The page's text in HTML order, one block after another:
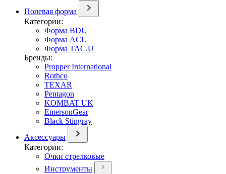
Полевая форма
Категории:
Форма BDU
Форма ACU
Форма TAC.U
Бренды:
Propper International
Rothco
TEXAR
Pentagon
KOMBAT UK
EmersonGear
Black Stingray
Аксессуары
Категории:
Очки стрелковые
Инструменты